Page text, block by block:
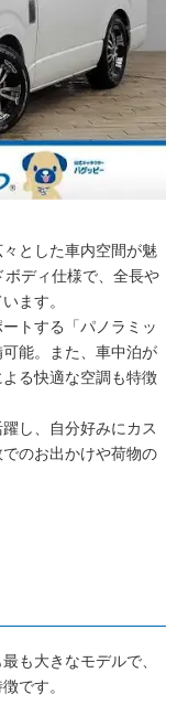
とした車内空間が魅
ディ仕様で、全長や
ます。
トする「パノラミッ
能。また、車中泊が
る快適な空調も特徴
し、自分好みにカス
のお出かけや荷物の
も大きなモデルで、
です。